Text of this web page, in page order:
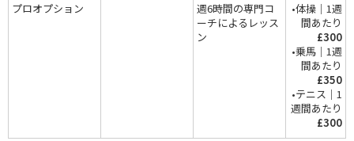
プロオプション
週6時間の専門コ
ーチによるレッス
ン
•体操｜1週
間あたり
£300
•乗馬｜1週
間あたり
£350
•テニス｜1
週間あたり
£300